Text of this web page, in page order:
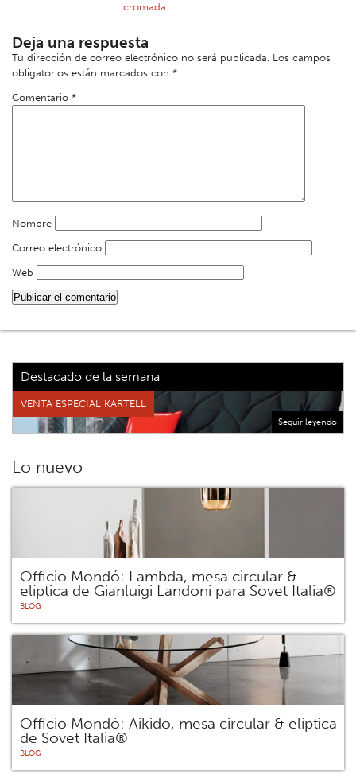
cromada
Deja una respuesta
Tu dirección de correo electrónico no será publicada. Los campos
obligatorios están marcados con *
Comentario *
Nombre
Correo electrónico
Web
Destacado de la semana
VENTA ESPECIAL KARTELL
Seguir leyendo
Lo nuevo
Officio Mondó: Lambda, mesa circular &
elíptica de Gianluigi Landoni para Sovet Italia®
BLOG
Officio Mondó: Aikido, mesa circular & elíptica
de Sovet Italia®
BLOG